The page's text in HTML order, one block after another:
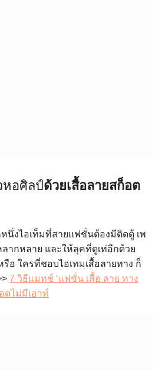
หอศิลป์ด้วยเสื้อลายสก็อต
นึ่งไอเท็มที่สายแฟชั่นต้องมีติดตู้ เพ
ากหลาย และให้ลุคที่ดูเท่อีกด้วย
อ ใครที่ชอบไอเทมเสื้อลายทาง ก็
7 วิธีแมทช์ ‘แฟชั่น เสื้อ ลาย ทาง
ดไม่มีเอาท์